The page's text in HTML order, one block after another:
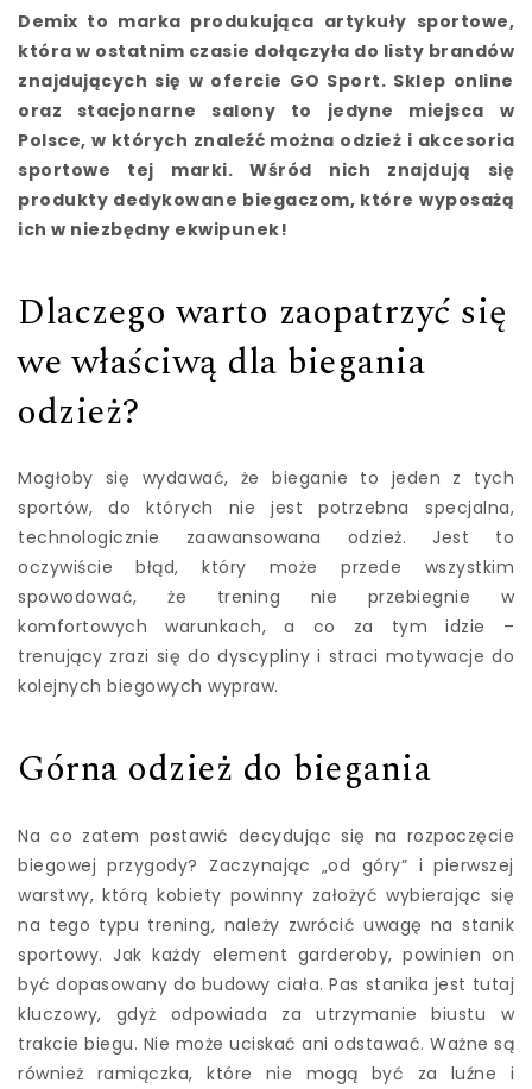
Demix to marka produkująca artykuły sportowe,
która w ostatnim czasie dołączyła do listy brandów
znajdujących się w ofercie GO Sport. Sklep online
oraz stacjonarne salony to jedyne miejsca w
Polsce, w których znaleźć można odzież i akcesoria
sportowe tej marki. Wśród nich znajdują się
produkty dedykowane biegaczom, które wyposażą
ich w niezbędny ekwipunek!
Dlaczego warto zaopatrzyć się
we właściwą dla biegania
odzież?
Mogłoby się wydawać, że bieganie to jeden z tych
sportów, do których nie jest potrzebna specjalna,
technologicznie zaawansowana odzież. Jest to
oczywiście błąd, który może przede wszystkim
spowodować, że trening nie przebiegnie w
komfortowych warunkach, a co za tym idzie –
trenujący zrazi się do dyscypliny i straci motywacje do
kolejnych biegowych wypraw.
Górna odzież do biegania
Na co zatem postawić decydując się na rozpoczęcie
biegowej przygody? Zaczynając „od góry” i pierwszej
warstwy, którą kobiety powinny założyć wybierając się
na tego typu trening, należy zwrócić uwagę na stanik
sportowy. Jak każdy element garderoby, powinien on
być dopasowany do budowy ciała. Pas stanika jest tutaj
kluczowy, gdyż odpowiada za utrzymanie biustu w
trakcie biegu. Nie może uciskać ani odstawać. Ważne są
również ramiączka, które nie mogą być za luźne i